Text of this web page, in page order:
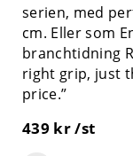
serien, med
cm. Eller som
branchtidning
right grip, just
price.”
439 kr /st